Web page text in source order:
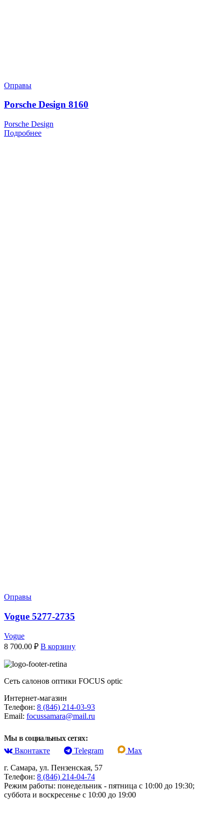
Оправы
Porsche Design 8160
Porsche Design
Подробнее
Оправы
Vogue 5277-2735
Vogue
8 700.00 ₽ В корзину
Сеть салонов оптики FOCUS optic
Интернет-магазин
Телефон: 8 (846) 214-03-93
Email: focussamara@mail.ru
Мы в социальных сетях:
Вконтакте
Telegram
Max
г. Самара, ул. Пензенская, 57
Телефон: 8 (846) 214-04-74
Режим работы: понедельник - пятница с 10:00 до 19:30;
суббота и воскресенье с 10:00 до 19:00